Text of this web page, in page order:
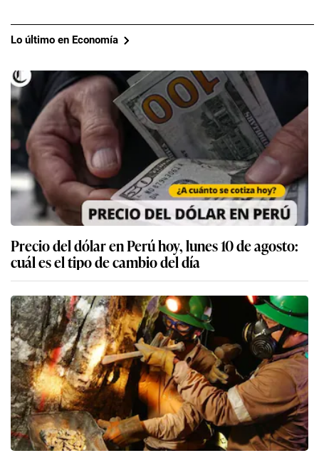
Lo último en Economía
Precio del dólar en Perú hoy, lunes 10 de agosto:
cuál es el tipo de cambio del día